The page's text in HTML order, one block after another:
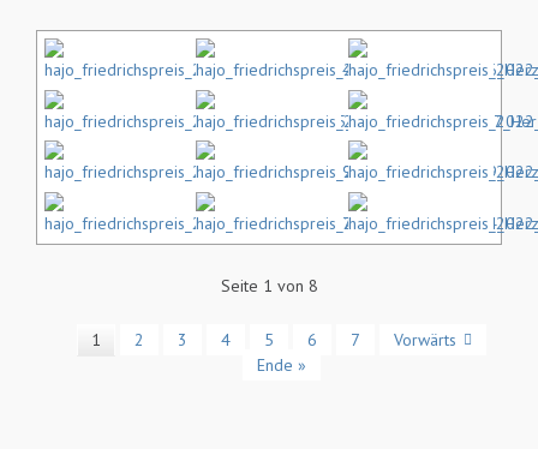
Seite 1 von 8
1 2 3 4 5 6 7
Vorwärts
Ende »